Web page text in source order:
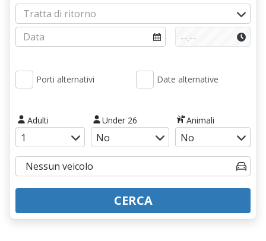
Porti alternativi Date alternative
Adulti Under 26 Animali
CERCA